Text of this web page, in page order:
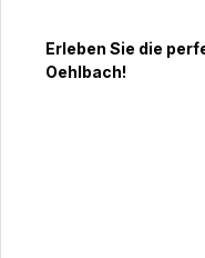
Erleben Sie die
Oehlbach!